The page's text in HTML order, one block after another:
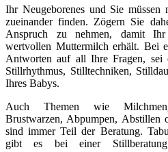
Ihr Neugeborenes und Sie müssen
zueinander finden. Zögern Sie
Anspruch zu nehmen, damit
wertvollen Muttermilch erhält. Bei
Antworten auf all Ihre Fragen, sei
Stillrhythmus, Stilltechniken,
Ihres Babys.
Auch Themen wie
Brustwarzen, Abpumpen, Abstillen
sind immer Teil der Beratung.
gibt es bei einer